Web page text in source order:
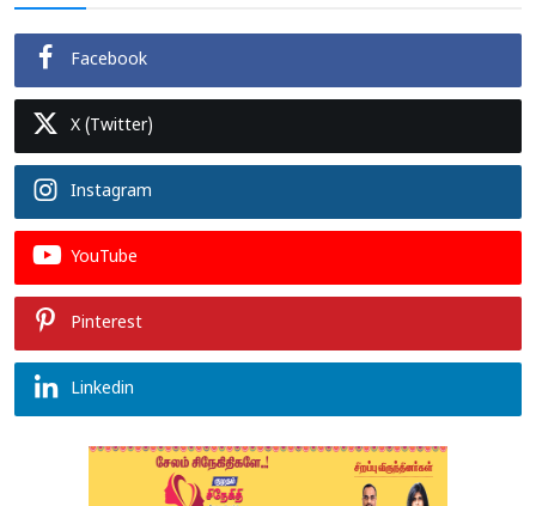
Facebook
X (Twitter)
Instagram
YouTube
Pinterest
Linkedin